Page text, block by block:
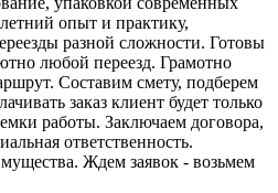
опыт и практику,
разной сложности. Готовы
любой переезд. Грамотно
Составим смету, подберем
заказ клиент будет только
работы. Заключаем договора,
ответственность.
Ждем заявок - возьмем